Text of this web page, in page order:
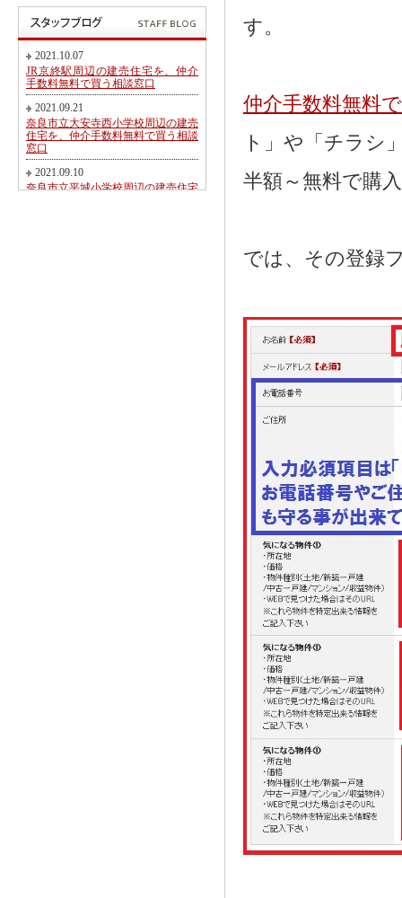
第２期新規分譲地販売開始のお知ら
せ
2017.05.26
東九条町周辺の建売住宅を、仲介手
数料無料又は割引で買う相談窓口
2017.04.06
大和郡山市冠山町新築一戸建て【価
格変更】になりました！
2017.03.31
大和郡山市にて駅徒歩圏売り土地・
新築一戸建て・建築条件無し売り土
2021.10.07
JR京終駅周辺の建売住宅を、仲介
手数料無料で買う相談窓口
2021.09.21
奈良市立大安寺西小学校周辺の建売
住宅を、仲介手数料無料で買う相談
窓口
2021.09.10
奈良市立平城小学校周辺の建売住宅
す。
仲介手数料無料
ト」や「チラシ
半額～無料で購
では、その登録